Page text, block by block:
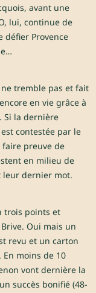
avant une
lui, continue de
défier Provence
tremble pas et fait
en vie grâce à
Si la dernière
contestée par le
faire preuve de
en milieu de
leur dernier mot.
trois points et
Oui mais un
revu et un carton
moins de 10
vont dernière la
succès bonifié (48-